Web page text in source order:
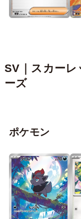
SV｜ スカーレ
ーズ
ポケモン